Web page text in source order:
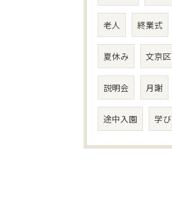
老人 終業式
夏休み 文京区
説明会 月謝
途中入園 学び